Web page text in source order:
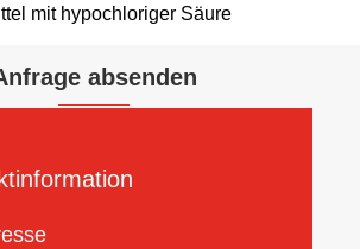
mit hypochloriger Säure
absenden